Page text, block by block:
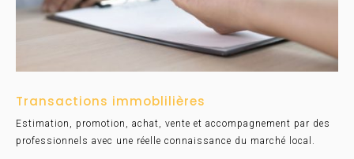
Transactions immoblilières
Estimation, promotion, achat, vente et accompagnement par des
professionnels avec une réelle connaissance du marché local.